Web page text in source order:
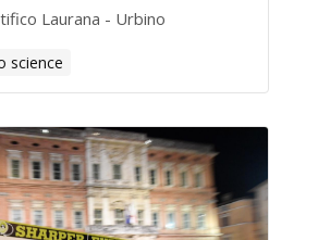
Laurana - Urbino
science